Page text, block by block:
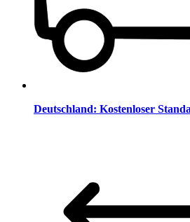
Deutschland: Kostenloser